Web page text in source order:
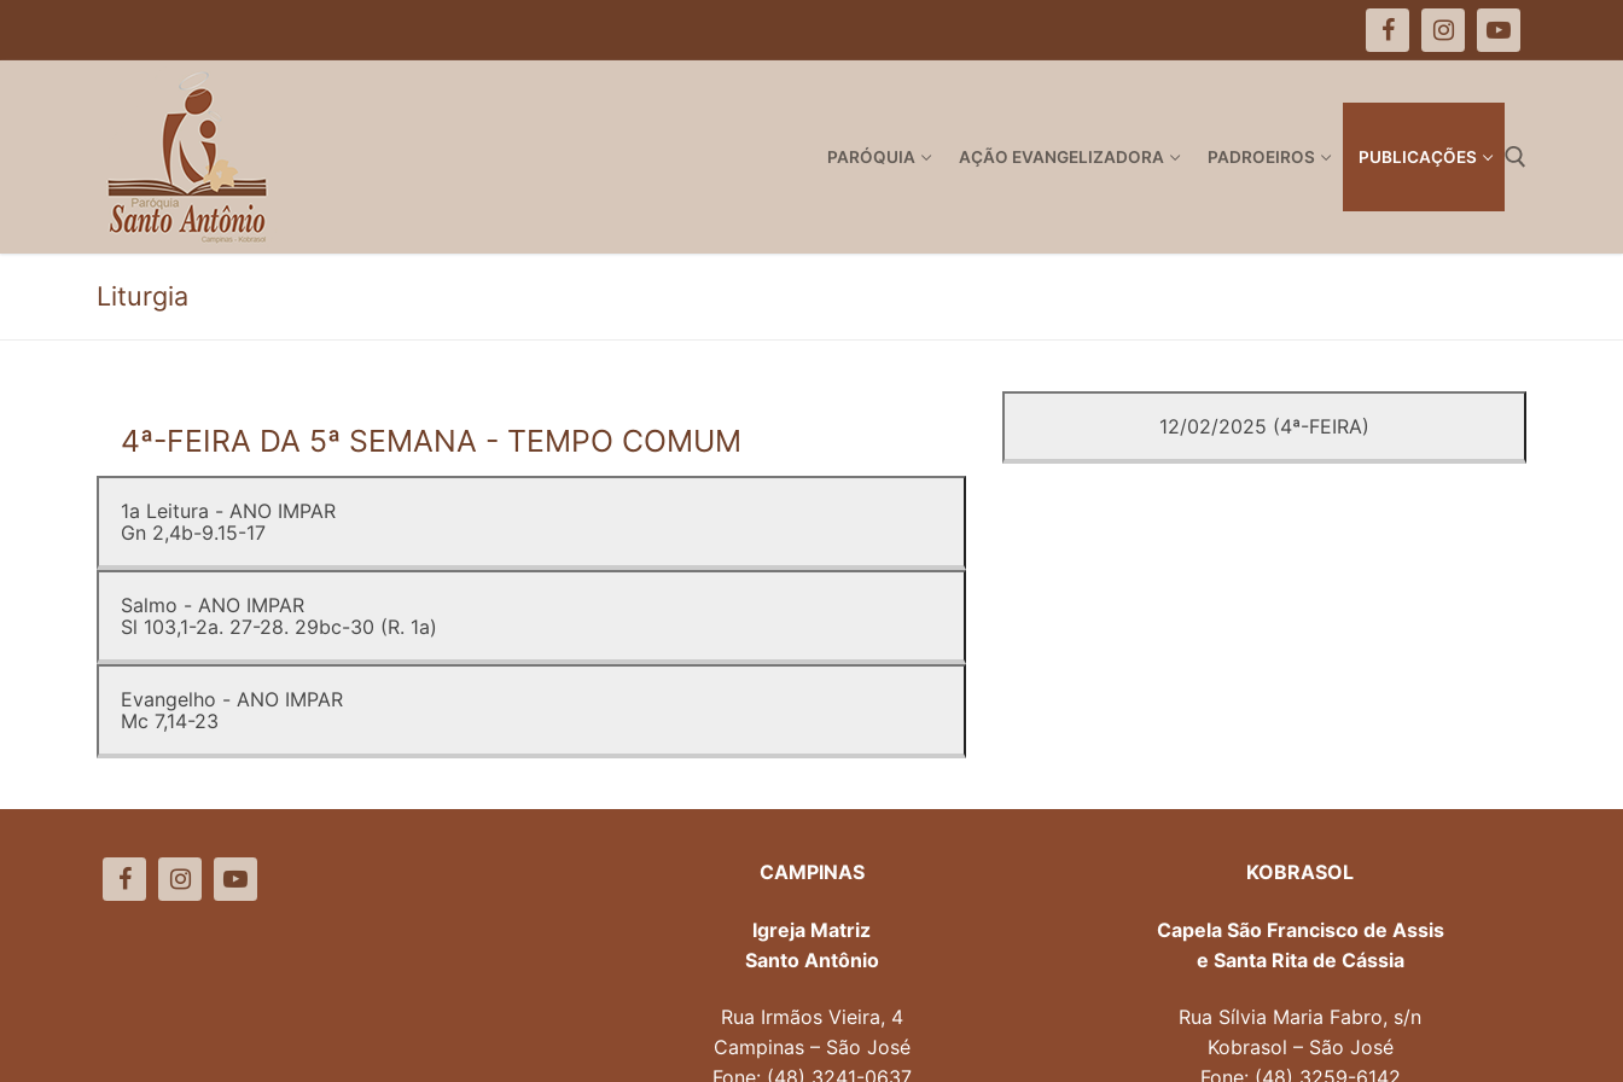
PARÓQUIA AÇÃO EVANGELIZADORA PADROEIROS PUBLICAÇÕES
Pesquisar por:
Liturgia
4ª-FEIRA DA 5ª SEMANA - TEMPO COMUM
1a Leitura - ANO IMPAR
Gn 2,4b-9.15-17
Salmo - ANO IMPAR
Sl 103,1-2a. 27-28. 29bc-30 (R. 1a)
Evangelho - ANO IMPAR
Mc 7,14-23
12/02/2025 (4ª-FEIRA)
CAMPINAS
Igreja Matriz
Santo Antônio
Rua Irmãos Vieira, 4
Campinas – São José
KOBRASOL
Capela São Francisco de Assis
e Santa Rita de Cássia
Rua Sílvia Maria Fabro, s/n
Kobrasol – São José